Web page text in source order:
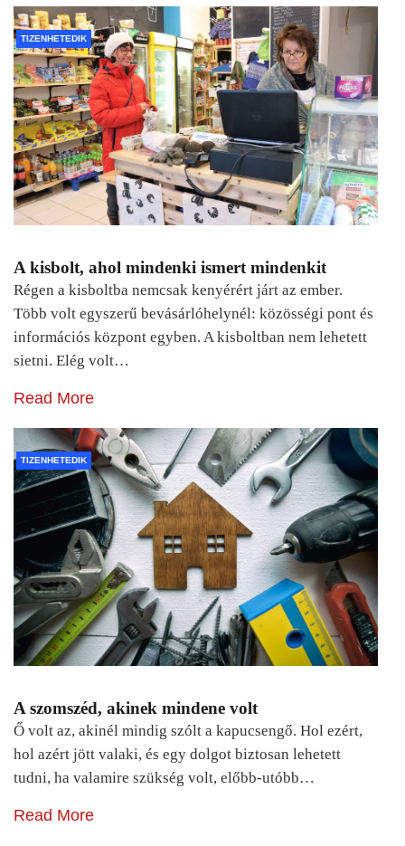
TIZENHETEDIK
A kisbolt, ahol mindenki ismert mindenkit
Régen a kisboltba nemcsak kenyérért járt az ember.
Több volt egyszerű bevásárlóhelynél: közösségi pont és
információs központ egyben. A kisboltban nem lehetett
sietni. Elég volt…
Read More
TIZENHETEDIK
A szomszéd, akinek mindene volt
Ő volt az, akinél mindig szólt a kapucsengő. Hol ezért,
hol azért jött valaki, és egy dolgot biztosan lehetett
tudni, ha valamire szükség volt, előbb-utóbb…
Read More